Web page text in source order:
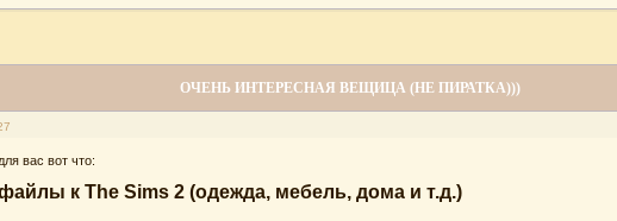
ОЧЕНЬ ИНТЕРЕСНАЯ ВЕЩИЦА (НЕ ПИРАТКА)))
вас вот что:
к The Sims 2 (одежда, мебель, дома и т.д.)